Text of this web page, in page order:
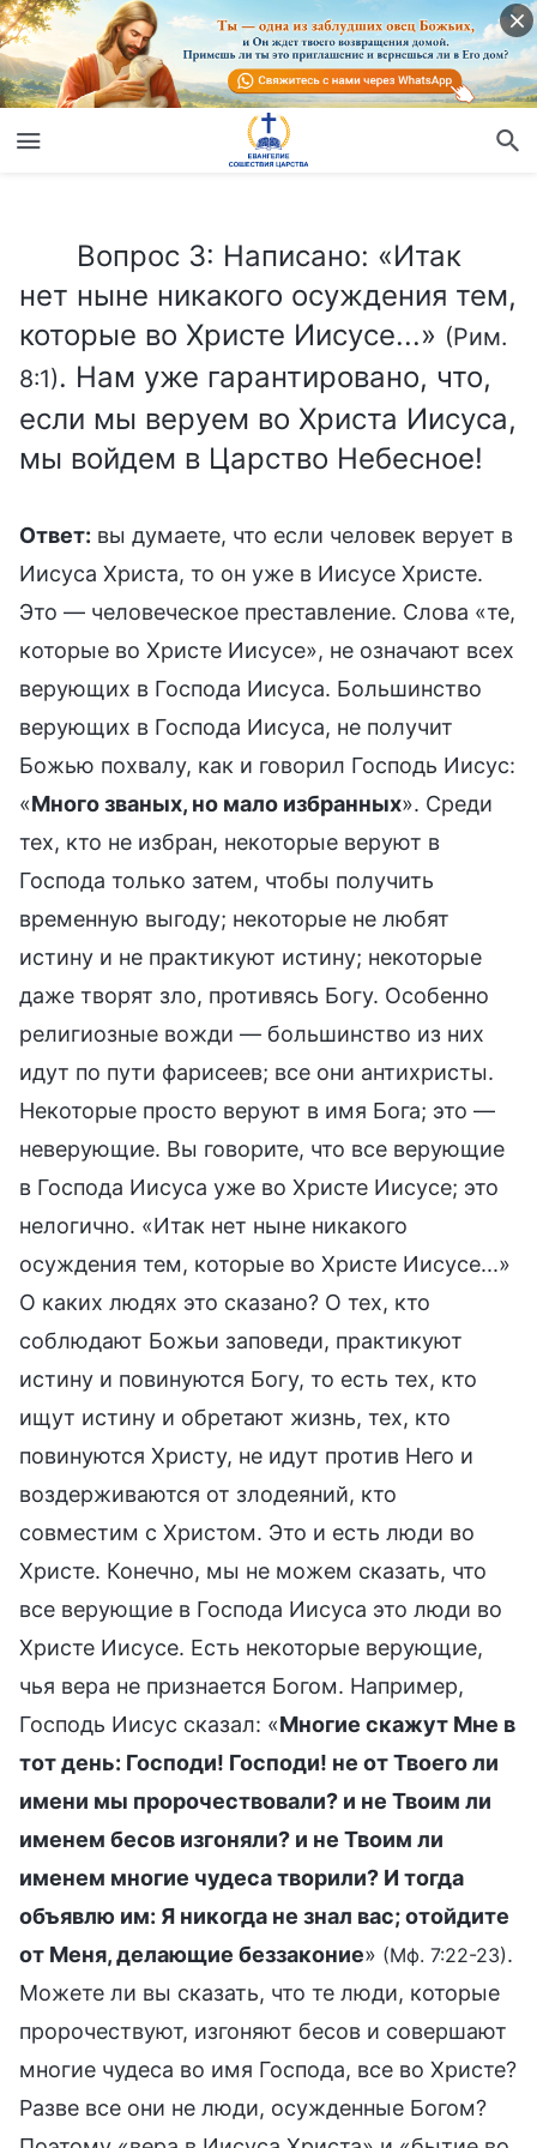
Вопрос 3: Написано: «Итак
нет ныне никакого осуждения тем,
которые во Христе Иисусе...» (Рим.
8:1). Нам уже гарантировано, что,
если мы веруем во Христа Иисуса,
мы войдем в Царство Небесное!
Ответ: вы думаете, что если человек верует в
Иисуса Христа, то он уже в Иисусе Христе.
Это — человеческое преставление. Слова «те,
которые во Христе Иисусе», не означают всех
верующих в Господа Иисуса. Большинство
верующих в Господа Иисуса, не получит
Божью похвалу, как и говорил Господь Иисус:
«Много званых, но мало избранных». Среди
тех, кто не избран, некоторые веруют в
Господа только затем, чтобы получить
временную выгоду; некоторые не любят
истину и не практикуют истину; некоторые
даже творят зло, противясь Богу. Особенно
религиозные вожди — большинство из них
идут по пути фарисеев; все они антихристы.
Некоторые просто веруют в имя Бога; это —
неверующие. Вы говорите, что все верующие
в Господа Иисуса уже во Христе Иисусе; это
нелогично. «Итак нет ныне никакого
осуждения тем, которые во Христе Иисусе...»
О каких людях это сказано? О тех, кто
соблюдают Божьи заповеди, практикуют
истину и повинуются Богу, то есть тех, кто
ищут истину и обретают жизнь, тех, кто
повинуются Христу, не идут против Него и
воздерживаются от злодеяний, кто
совместим с Христом. Это и есть люди во
Христе. Конечно, мы не можем сказать, что
все верующие в Господа Иисуса это люди во
Христе Иисусе. Есть некоторые верующие,
чья вера не признается Богом. Например,
Господь Иисус сказал: «Многие скажут Мне в
тот день: Господи! Господи! не от Твоего ли
имени мы пророчествовали? и не Твоим ли
именем бесов изгоняли? и не Твоим ли
именем многие чудеса творили? И тогда
объявлю им: Я никогда не знал вас; отойдите
от Меня, делающие беззаконие» (Мф. 7:22-23).
Можете ли вы сказать, что те люди, которые
пророчествуют, изгоняют бесов и совершают
многие чудеса во имя Господа, все во Христе?
Разве все они не люди, осужденные Богом?